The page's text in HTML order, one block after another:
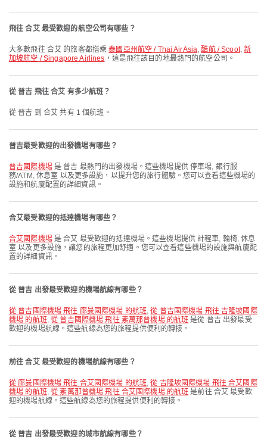
飛往 合艾 最受歡迎的航空公司有哪些？
大多數飛往 合艾 的旅客都搭乘泰國亞州航空 / Thai AirAsia,酷航 / Scoot,新
加坡航空 / Singapore Airlines ，這是飛往該目的地最熱門的航空公司。
從 普吉 飛往 合艾 有多少航班？
從 普吉 到 合艾 共有 1 個航班。
普吉最受歡迎的出發機場有哪些？
普吉國際機場是 普吉 最熱門的出發機場。這些機場提供 停車場, 銀行服
務/ATM, 休息室 以及更多設施，以提升您的旅行體驗。您可以查看這些機場的
設施和航廈配置的詳細資訊。
合艾最受歡迎的抵達機場有哪些？
合艾國際機場是 合艾 最受歡迎的抵達機場。這些機場提供 計程車, 輪椅, 休息
室 以及更多設施，讓您的旅程更加舒適。您可以查看這些機場的設施與航廈配
置的詳細資訊。
從 普吉 出發最受歡迎的機場航線有哪些？
從 普吉國際機場 飛往 廊曼國際機場 的航班,從 普吉國際機場 飛往 吉隆坡國際
機場 的航班,從 普吉國際機場 飛往 素萬那普機場 的航班 是從 普吉 出發最受
歡迎的機場航線。這些航線為您的旅程提供便利的轉接。
前往 合艾 最受歡迎的機場航線有哪些？
從 廊曼國際機場 飛往 合艾國際機場 的航班,從 吉隆坡國際機場 飛往 合艾國際
機場 的航班,從 素萬那普機場 飛往 合艾國際機場 的航班 是前往 合艾 最受歡
迎的機場航線。這些航線為您的旅程提供便利的轉接。
從 普吉 出發最受歡迎的城市航線有哪些？